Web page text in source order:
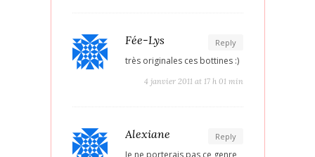
Reply
Fée-Lys
très originales ces bottines :)
4 janvier 2011 at 17 h 01 min
Reply
Alexiane
Je ne porterais pas ce genre